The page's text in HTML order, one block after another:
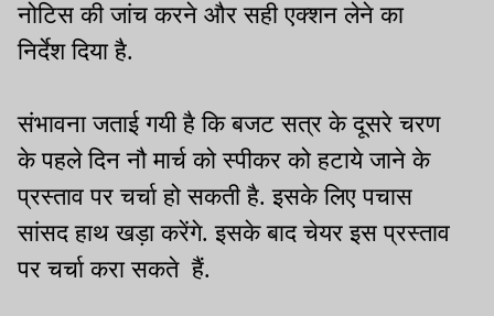
नोटिस की जांच करने और सही एक्शन लेने का
निर्देश दिया है.
संभावना जताई गयी है कि बजट सत्र के दूसरे चरण
के पहले दिन नौ मार्च को स्पीकर को हटाये जाने के
प्रस्ताव पर चर्चा हो सकती है. इसके लिए पचास
सांसद हाथ खड़ा करेंगे. इसके बाद चेयर इस प्रस्ताव
पर चर्चा करा सकते हैं.